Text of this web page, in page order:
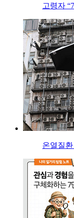
고령자
온열질